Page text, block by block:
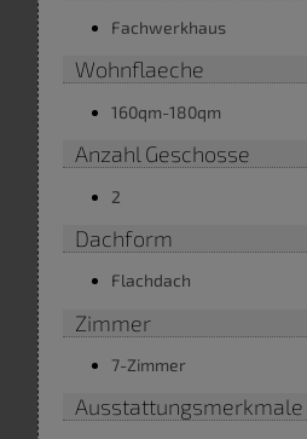
Fachwerkhaus
Wohnflaeche
160qm-180qm
Anzahl Geschosse
2
Dachform
Flachdach
Zimmer
7-Zimmer
Ausstattungsmerkmale